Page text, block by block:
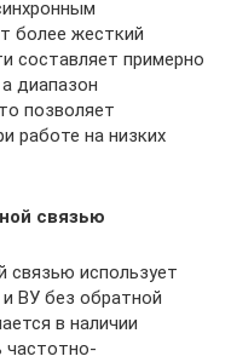
более жесткий
составляет примерно
диапазон
позволяет
работе на низких
связью
связью использует
ВУ без обратной
в наличии
частотно-